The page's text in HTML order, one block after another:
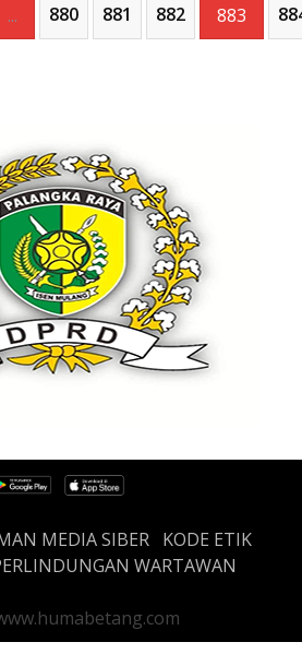
... 880 881 882 883
MEDIA SIBER
KODE ETIK
WARTAWAN